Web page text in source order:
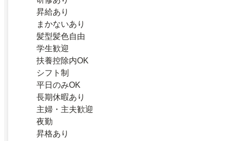
昇給あり
まかないあり
髪型髪色自由
学生歓迎
扶養控除内OK
シフト制
平日のみOK
長期休暇あり
主婦・主夫歓迎
夜勤
昇格あり